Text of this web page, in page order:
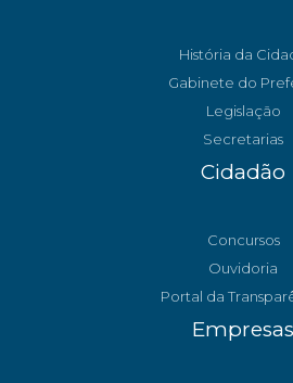
História da
Gabinete do
Legislação
Secretarias
Cidadão
Concursos
Ouvidoria
Portal da
Empresas